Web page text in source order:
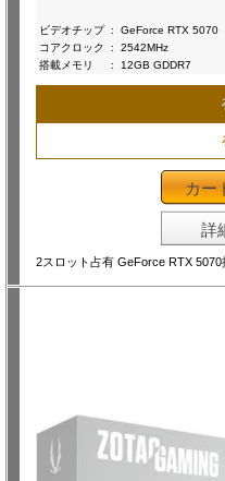
ビデオチップ :
GeForce RTX 5070
コアクロック
:
2542MHz
搭載メモリ
: 12GB GDDR7
カー
詳
2スロット占有 GeForce RTX